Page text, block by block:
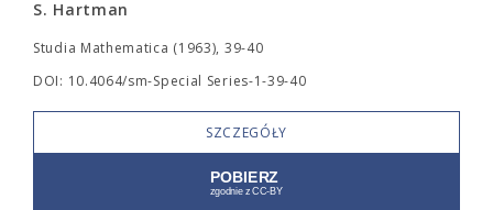
S. Hartman
Studia Mathematica (1963), 39-40
DOI: 10.4064/sm-Special Series-1-39-40
SZCZEGÓŁY